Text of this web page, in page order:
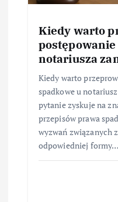
Kiedy warto
notariusza
Kiedy warto
spadkowe u
pytanie zyskuje na
przepisów prawa
wyzwań związanych
odpowiedniej formy…